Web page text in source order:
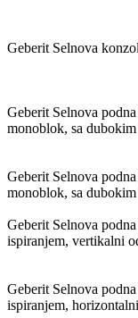
Geberit Selnova
Geberit Selnova
monoblok, sa
Geberit Selnova
monoblok, sa
Geberit Selnova
ispiranjem, vertikalni
Geberit Selnova
ispiranjem,